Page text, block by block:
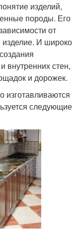
изделий,
породы. Его
от
изделие. И широко
внутренних стен,
и дорожек.
изготавливаются
следующие